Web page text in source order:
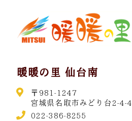
暖暖の里 仙台南
〒981-1247
宮城県名取市みどり台2-4-4
022-386-8255